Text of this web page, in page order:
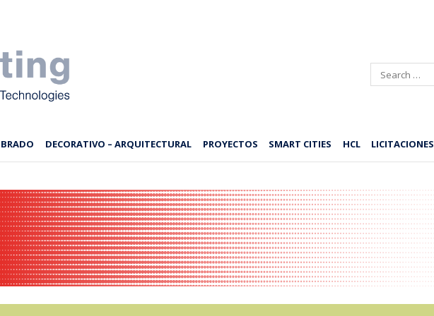
Search
DECORATIVO – ARQUITECTURAL PROYECTOS SMART CITIES HCL LICITACIONES